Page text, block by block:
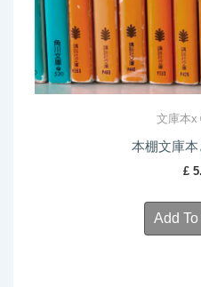
文庫本x
本棚文庫
£
Add